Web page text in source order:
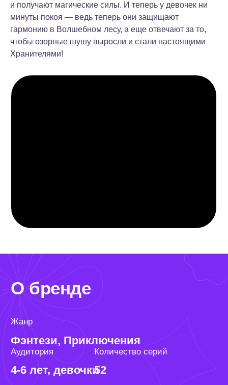
и получают магические силы. И теперь у девочек ни
минуты покоя — ведь теперь они защищают
гармонию в Волшебном лесу, а еще отвечают за то,
чтобы озорные шушу выросли и стали настоящими
Хранителями!
4-6 лет, девочки